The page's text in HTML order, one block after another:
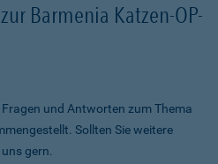
Barmenia Katzen-OP-
und Antworten zum Thema
Sollten Sie weitere
gern.